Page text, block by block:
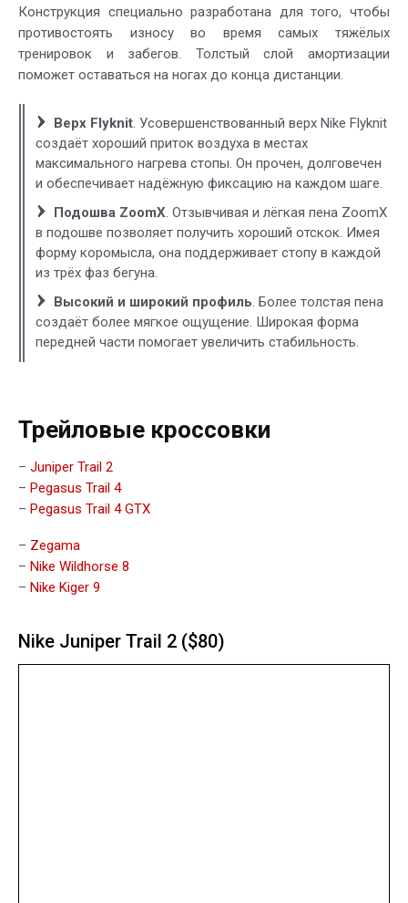
Конструкция специально разработана для того, чтобы
противостоять износу во время самых тяжёлых
тренировок и забегов. Толстый слой амортизации
поможет оставаться на ногах до конца дистанции.
Верх Flyknit. Усовершенствованный верх Nike Flyknit
создаёт хороший приток воздуха в местах
максимального нагрева стопы. Он прочен, долговечен
и обеспечивает надёжную фиксацию на каждом шаге.
Подошва ZoomX. Отзывчивая и лёгкая пена ZoomX
в подошве позволяет получить хороший отскок. Имея
форму коромысла, она поддерживает стопу в каждой
из трёх фаз бегуна.
Высокий и широкий профиль. Более толстая пена
создаёт более мягкое ощущение. Широкая форма
передней части помогает увеличить стабильность.
Трейловые кроссовки
– Juniper Trail 2
– Pegasus Trail 4
– Pegasus Trail 4 GTX
– Zegama
– Nike Wildhorse 8
– Nike Kiger 9
Nike Juniper Trail 2 ($80)